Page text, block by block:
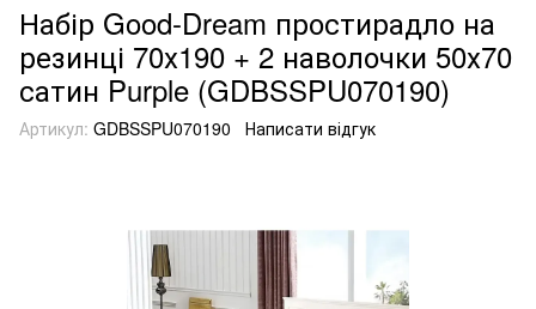
Набір Good-Dream простирадло на
резинці 70х190 + 2 наволочки 50х70
сатин Purple (GDBSSPU070190)
Артикул: GDBSSPU070190 Написати відгук